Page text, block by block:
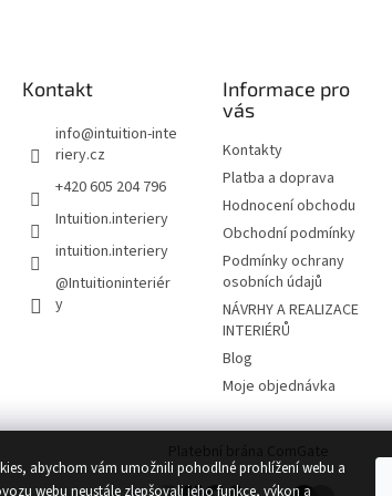
abychom vám umožnili pohodlné prohlížení webu a
webu neustále zlepšovali jeho funkce, výkon a
Kontakt
info@intuition-inte
riery.cz
+420 605 204 796
Intuition.interiery
intuition.interiery
@Intuitioninteriér
y
Informace pro
vás
Kontakty
Platba a doprava
Hodnocení obchodu
Obchodní podmínky
Podmínky ochrany
osobních údajů
NÁVRHY A REALIZACE
INTERIÉRŮ
Blog
Moje objednávka